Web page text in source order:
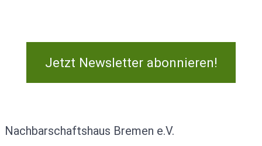
Jetzt Newsletter abonnieren!
Nachbarschaftshaus Bremen e.V.